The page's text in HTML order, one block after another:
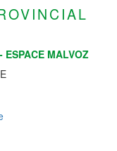
ESPACE MALVOZ